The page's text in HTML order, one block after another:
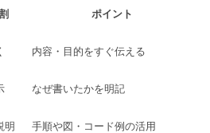
ポイント
内容・目的をすぐ伝える
なぜ書いたかを明記
明 手順や図・コード例の活用